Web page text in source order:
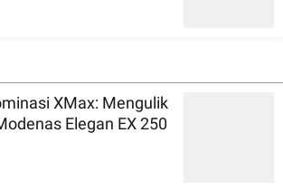
XMax: Mengulik
Elegan EX 250